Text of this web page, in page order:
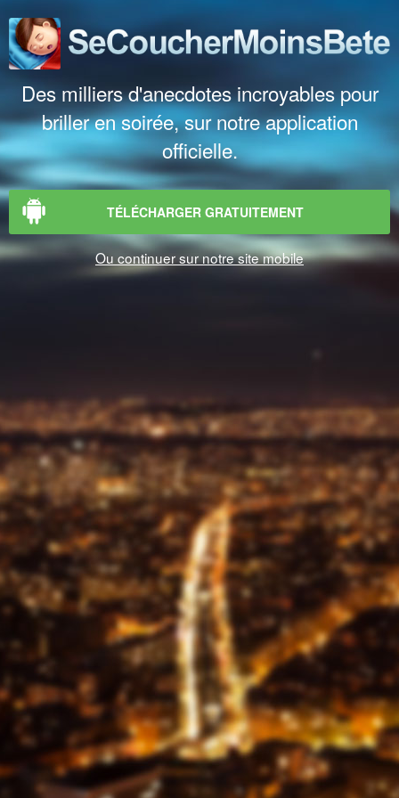
Des milliers d'anecdotes incroyables pour
briller en soirée, sur notre application
officielle.
TÉLÉCHARGER GRATUITEMENT
Ou continuer sur notre site mobile